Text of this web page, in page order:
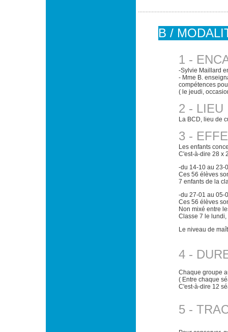
B /
1 -
-Sylvie Maillard
- Mme B.
compétences
( le jeudi,
2 - LIEU
La BCD, lieu de
3 -
Les enfants
C'est-à-dire 28 x
-du 14-10 au 23-
Ces 56 élèves
7 enfants de la
-du 27-01 au 05-
Ces 56 élèves
Non mixé entre
Classe 7 le
Le niveau de
4 -
Chaque groupe
( Entre chaque
C'est-à-dire 12
5 -